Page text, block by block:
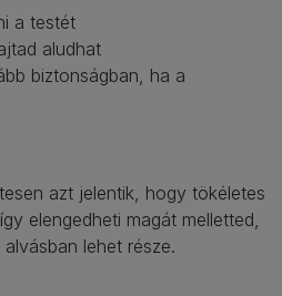
a testét
aludhat
biztonságban, ha a
azt jelentik, hogy tökéletes
elengedheti magát melletted,
lehet része.